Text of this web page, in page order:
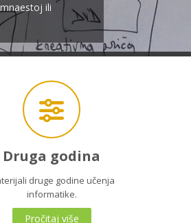
ili
Druga godina
druge godine učenja
informatike.
Pročitaj više